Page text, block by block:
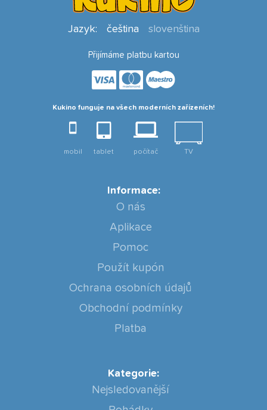
Informace:
O nás
Aplikace
Pomoc
Použít kupón
Ochrana osobních údajů
Obchodní podmínky
Platba
Kategorie:
Nejsledovanější
Jazyk: čeština slovenština
Přijímáme platbu kartou
Kukino funguje na všech moderních zařízeních!
mobil tablet počítač TV